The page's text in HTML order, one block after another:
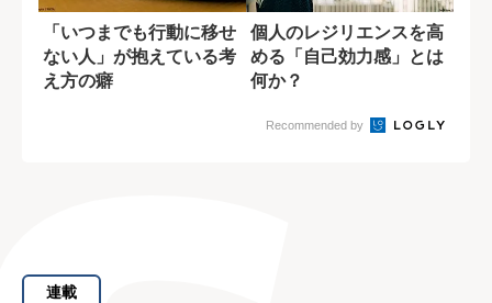
「いつまでも行動に移せ
ない人」が抱えている考
え方の癖
個人のレジリエンスを高
める「自己効力感」とは
何か？
Recommended by
連載